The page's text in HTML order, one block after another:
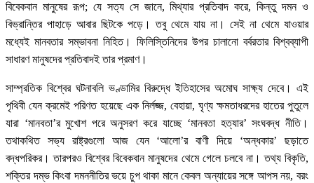
বিবেকবান মানুষের রূপ; যে সত্য সে জানে, মিথ্যার প্রতিবাদ করে, কিন্তু দমন ও
বিভ্রান্তির পাহাড়ে আবার ছিটকে পড়ে। তবু থেমে যায় না। সেই না থেমে যাওয়ার
মধ্যেই মানবতার সম্ভাবনা নিহিত। ফিলিস্তিনিদের উপর চালানো বর্বরতার বিশ্বব্যাপী
সাধারণ মানুষদের প্রতিবাদই তার প্রমাণ।
সাম্প্রতিক বিশ্বের ঘটনাবলি ভণ্ডামির বিরুদ্ধে ইতিহাসের অমোঘ সাক্ষ্য দেবে। এই
পৃথিবী যেন ক্রমেই পরিণত হয়েছে এক নির্লজ্জ, বেহায়া, ঘৃণ্য ক্ষমতাধরদের হাতের পুতুলে
যারা ‘মানবতা’র মুখোশ পরে অনুসরণ করে যাচ্ছে ‘মানবতা হত্যার’ সংঘবদ্ধ নীতি।
তথাকথিত সভ্য রাষ্ট্রগুলো আজ যেন ‘আলো’র বাণী দিয়ে ‘অন্ধকার’ ছড়াতে
বদ্ধপরিকর। তারপরও বিশ্বের বিবেকবান মানুষদের থেমে গেলে চলবে না। তথ্য বিকৃতি,
শক্তির দম্ভ কিংবা দমননীতির ভয়ে চুপ থাকা মানে কেবল অন্যায়ের সঙ্গে আপস নয়, বরং